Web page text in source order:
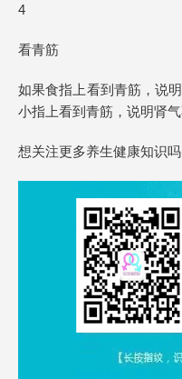
4
看青筋
如果食指上看到青筋，说
小指上看到青筋，说明肾气
想关注更多养生健康知识